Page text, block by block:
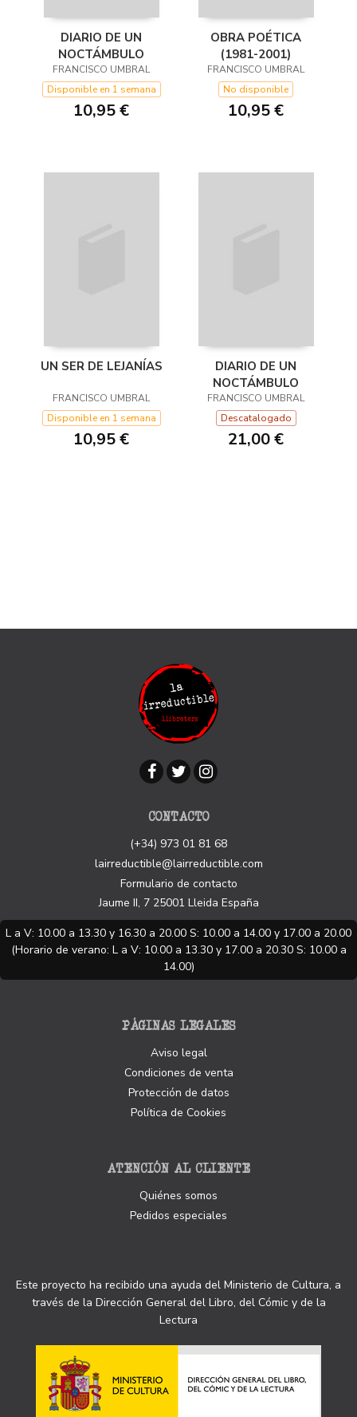
DIARIO DE UN
NOCTÁMBULO
FRANCISCO UMBRAL
Disponible en 1 semana
10,95 €
OBRA POÉTICA
(1981-2001)
FRANCISCO UMBRAL
No disponible
10,95 €
UN SER DE LEJANÍAS
FRANCISCO UMBRAL
Disponible en 1 semana
10,95 €
DIARIO DE UN
NOCTÁMBULO
FRANCISCO UMBRAL
Descatalogado
21,00 €
CONTACTO
(+34) 973 01 81 68
lairreductible@lairreductible.com
Formulario de contacto
Jaume II, 7 25001 Lleida España
L a V: 10.00 a 13.30 y 16.30 a 20.00 S: 10.00 a 14.00 y 17.00 a 20.00
(Horario de verano: L a V: 10.00 a 13.30 y 17.00 a 20.30 S: 10.00 a
14.00)
PÁGINAS LEGALES
Aviso legal
Condiciones de venta
Protección de datos
Política de Cookies
ATENCIÓN AL CLIENTE
Quiénes somos
Pedidos especiales
Este proyecto ha recibido una ayuda del Ministerio de Cultura, a
través de la Dirección General del Libro, del Cómic y de la
Lectura